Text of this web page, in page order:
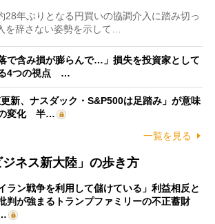
年ぶりとなる円買いの協調介入に踏み切っ
を辞さない姿勢を示して…
で含み損が膨らんで…」損失を投資家として
4つの視点 …
更新、ナスダック・S&P500は足踏み」が意味
の変化 半…
一覧を見る
ネス新大陸」の歩き方
イラン戦争を利用して儲けている」利益相反と
判が強まるトランプファミリーの不正蓄財